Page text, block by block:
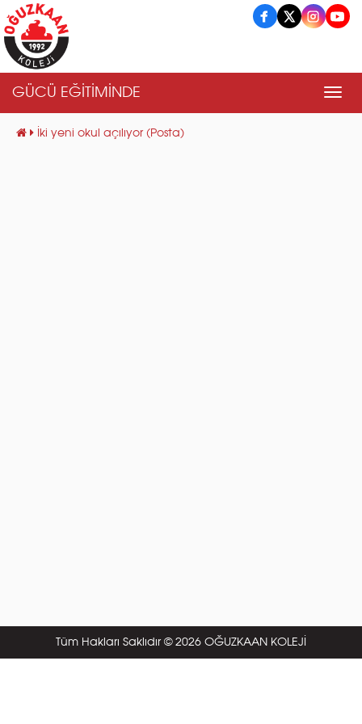
GÜCÜ EĞİTİMİNDE
İki yeni okul açılıyor (Posta)
Tüm Hakları Saklıdır © 2026 OĞUZKAAN KOLEJİ